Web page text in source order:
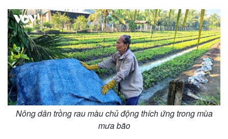
Nông dân trồng rau màu chủ động thích ứng trong mùa
mưa bão